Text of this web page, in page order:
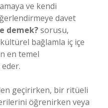
ve kendi
davet
demek?sorusu,
bağlamla iç içe
en temel
geçirirken, bir ritüeli
öğrenirken veya